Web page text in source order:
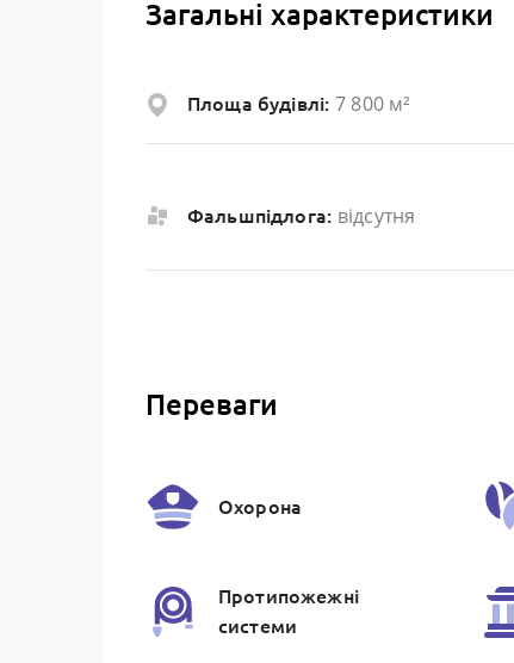
Загальні характеристики
Площа будівлі: 7 800 м²
Фальшпідлога: відсутня
Переваги
Охорона
Протипожежнi
системи